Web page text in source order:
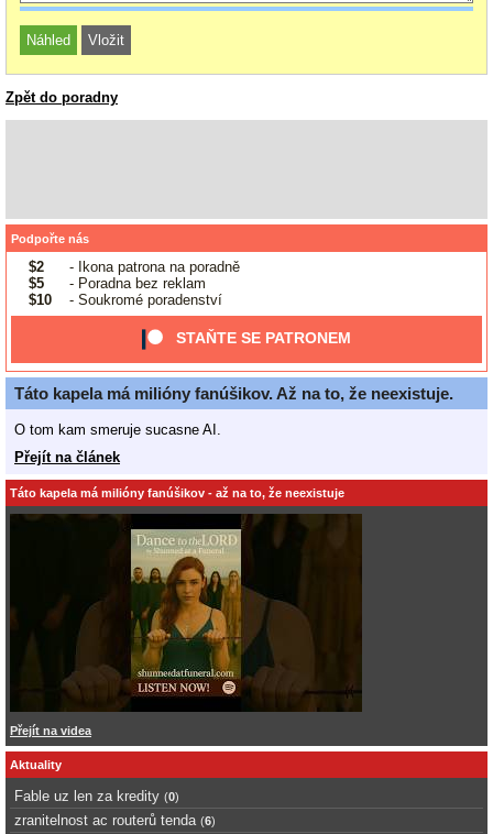
Zpět do poradny
Podpořte nás
$2
- Ikona patrona na poradně
$5
- Poradna bez reklam
$10
- Soukromé poradenství
STAŇTE SE PATRONEM
Táto kapela má milióny fanúšikov. Až na to, že neexistuje.
O tom kam smeruje sucasne AI.
Přejít na článek
Táto kapela má milióny fanúšikov - až na to, že neexistuje
Přejít na videa
Aktuality
Fable uz len za kredity (0)
zranitelnost ac routerů tenda (6)